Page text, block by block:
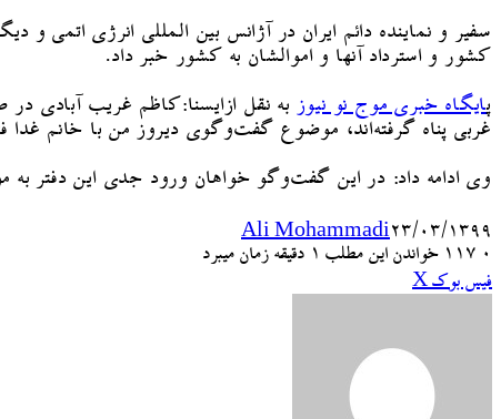
سفیر و نماینده دائم ایران در آژانس بین المللی انرژی اتمی و
کشور و استرداد آنها و اموالشان به کشور خبر داد.
پایگاه خبری موج نو نیوز به نقل ازایسنا:کاظم غریب آبادی
غربی پناه گرفته‌اند، موضوع گفت‌وگوی دیروز من با خانم غدا
وی ادامه داد: در این گفت‌وگو خواهان ورود جدی این دفتر به
Ali Mohammadi۲۳/۰۳/۱۳۹۹
۰
خواندن این مطلب 1 دقیقه زمان میبرد
فیس بوک X
‫VKontakte
گذاری